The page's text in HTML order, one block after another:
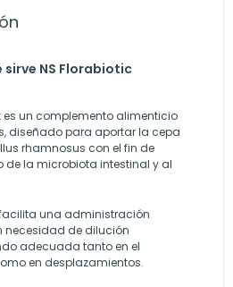
sirve NS Florabiotic
es un complemento alimenticio
diseñado para aportar la cepa
rhamnosus con el fin de
de la microbiota intestinal y al
una administración
de dilución
adecuada tanto en el
en desplazamientos.